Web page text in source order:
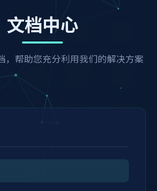
文档中心
，帮助您充分利用我们的解决方案